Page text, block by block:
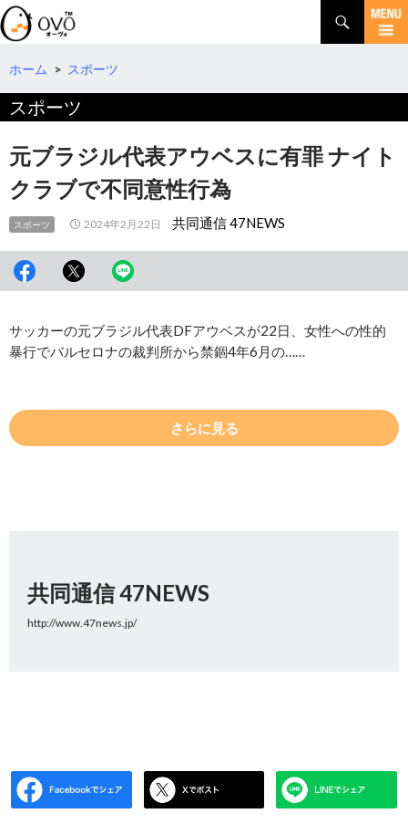
検
索
コ
テ
へ
動
ホーム > スポーツ
スポーツ
元ブラジル代表アウベスに有罪 ナイト
クラブで不同意性行為
スポーツ 2024年2月22日 共同通信 47NEWS
サッカーの元ブラジル代表DFアウベスが22日、女性への性的
暴行でバルセロナの裁判所から禁錮4年6月の……
さらに見る
共同通信 47NEWS
http://www.47news.jp/